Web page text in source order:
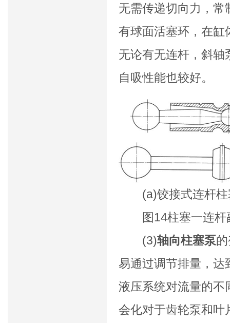
无需传递切向力，常
有球面活塞环，在缸
无论有无连杆，斜轴
自吸性能也较好。
(a)铰接式连杆
图14柱塞一连杆
(3)轴向柱塞泵
易通过调节排量，达
液压系统对流量的不
会化对于齿轮泵和叶